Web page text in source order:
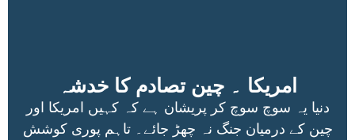
امریکا ۔ چین تصادم کا خدشہ
دنیا یہ سوچ سوچ کر پریشان ہے کہ کہیں امریکا اور
چین کے درمیان جنگ نہ چھڑ جائے۔ تاہم پوری کوشش